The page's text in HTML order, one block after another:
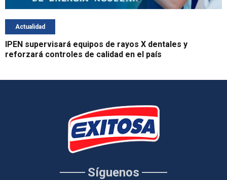
Actualidad
IPEN supervisará equipos de rayos X dentales y
reforzará controles de calidad en el país
Síguenos